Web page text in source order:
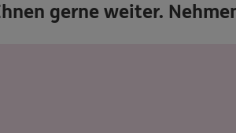
gerne weiter.